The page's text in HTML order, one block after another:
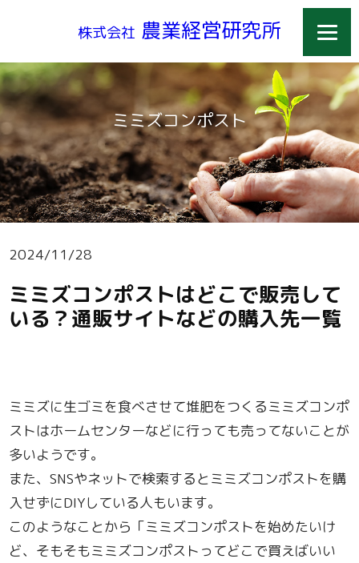
株式会社 農業経営研究所
ミミズコンポスト
2024/11/28
ミミズコンポストはどこで販売して
いる？通販サイトなどの購入先一覧
ミミズに生ゴミを食べさせて堆肥をつくるミミズコンポ
ストはホームセンターなどに行っても売ってないことが
多いようです。
また、SNSやネットで検索するとミミズコンポストを購
入せずにDIYしている人もいます。
このようなことから「ミミズコンポストを始めたいけ
ど、そもそもミミズコンポストってどこで買えばいい